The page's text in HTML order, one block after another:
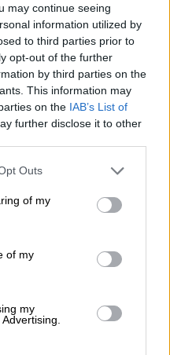
may continue seeing
information utilized by
to third parties prior to
opt-out of the further
by third parties on the
This information may
on the IAB’s List of
further disclose it to other
Outs
of my
of my
my
Occidente es
de una tercera
Nuevo